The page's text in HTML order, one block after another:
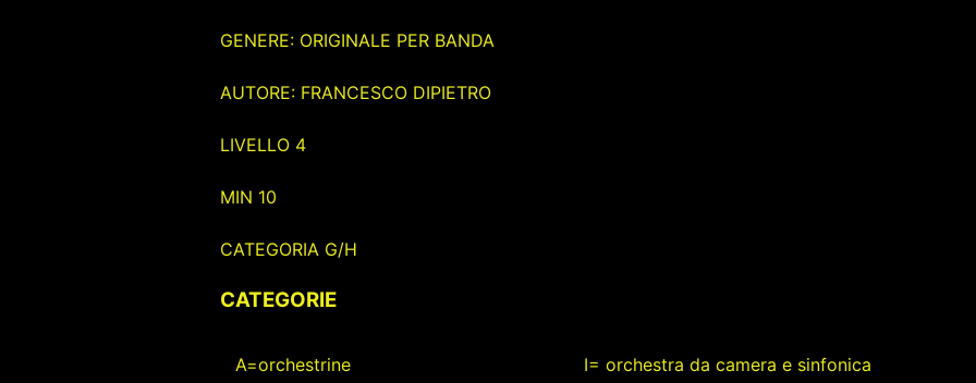
GENERE: ORIGINALE PER BANDA
AUTORE: FRANCESCO DIPIETRO
LIVELLO 4
MIN 10
CATEGORIA G/H
CATEGORIE
A=orchestrine I= orchestra da camera e sinfonica